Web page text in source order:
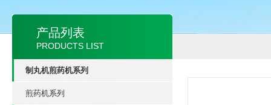
产品列表
PRODUCTS LIST
制丸机煎药机系列
煎药机系列